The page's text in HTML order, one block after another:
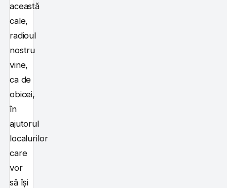
această
cale,
radioul
nostru
vine,
ca de
obicei,
în
ajutorul
localurilor
care
vor
să își